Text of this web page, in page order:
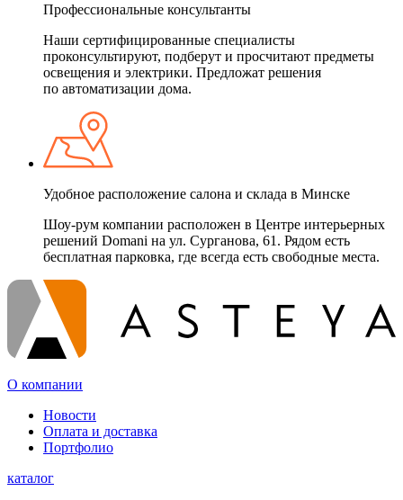
Профессиональные консультанты
Наши сертифицированные специалисты
проконсультируют, подберут и просчитают предметы
освещения и электрики. Предложат решения
по автоматизации дома.
Удобное расположение салона и склада в Минске
Шоу-рум компании расположен в Центре интерьерных
решений Domani на ул. Сурганова, 61. Рядом есть
бесплатная парковка, где всегда есть свободные места.
О компании
Новости
Оплата и доставка
Портфолио
каталог